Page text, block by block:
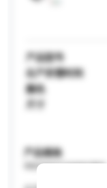
产品型号
生产所需时间
颜色
产品规格
请提供您对产品的特定要求